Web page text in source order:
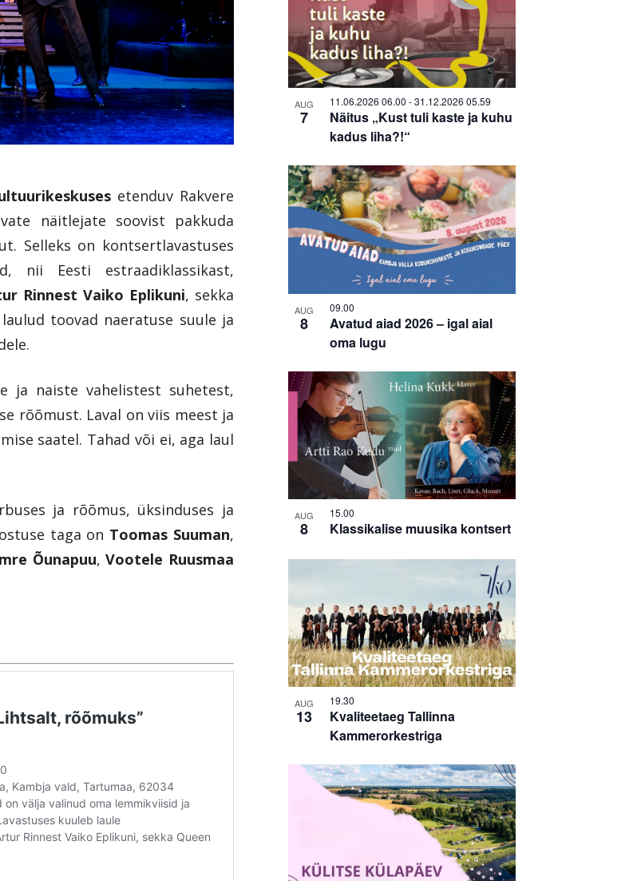
etenduv Rakvere
näitlejate soovist pakkuda
Selleks on kontsertlavastuses
nii Eesti estraadiklassikast,
Rinnest Vaiko Eplikuni, sekka
toovad naeratuse suule ja
ja naiste vahelistest suhetest,
rõõmust. Laval on viis meest ja
saatel. Tahad või ei, aga laul
ja rõõmus, üksinduses ja
taga on Toomas Suuman,
Õunapuu,Vootele Ruusmaa
AUG
7
Näitus „Kust tuli kaste ja kuhu
kadus liha?!“
11.06.2026 06.00 -31.12.2026 05.59
AUG
8
Avatud aiad 2026 – igal aial
oma lugu
09.00
AUG
8 Klassikalise muusika kontsert
15.00
AUG
13
Kvaliteetaeg Tallinna
Kammerorkestriga
19.30